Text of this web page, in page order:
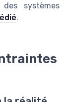
systèmes
.